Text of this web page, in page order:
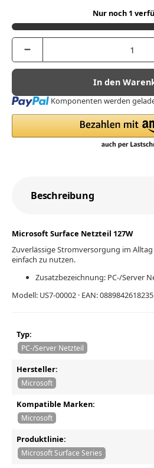
Nur noch 1
In den
Loading... Komponenten werden
Beschreibung
Microsoft Surface Netzteil 127W
Zuverlässige Stromversorgung im
einfach zu nutzen.
Zusatzbezeichnung: PC-/Server
Modell: US7-00002 · EAN: 0889842618235
Typ:
PC-/Server Netzteil
Hersteller:
Microsoft
Kompatible Marken:
Microsoft
Produktlinie:
Microsoft Surface Series